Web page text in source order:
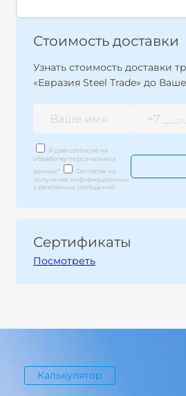
Стоимость доставки
Узнать стоимость доставки
«Евразия Steel Trade» до
Я даю согласие на
обработку персональных
данных*
Согласие на
получение информационных
и рекламных сообщений
Сертификаты
Посмотреть
Калькулятор